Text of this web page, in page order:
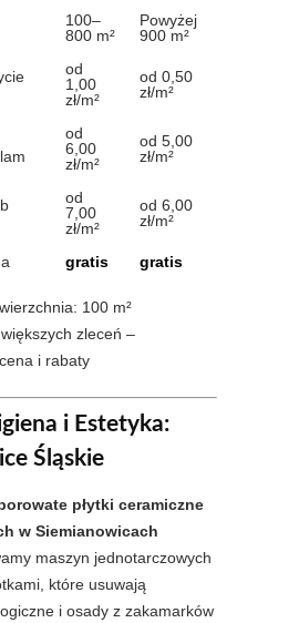
100–
800 m²
Powyżej
900 m²
od
1,00
zł/m²
od 0,50
zł/m²
od
6,00
zł/m²
od 5,00
zł/m²
od
7,00
zł/m²
od 6,00
zł/m²
gratis gratis
100 m²
zleceń –
i rabaty
i Estetyka:
Śląskie
płytki ceramiczne
w Siemianowicach
maszyn jednotarczowych
które usuwają
i osady z zakamarków